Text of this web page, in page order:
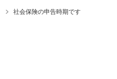
社会保険の申告時期です